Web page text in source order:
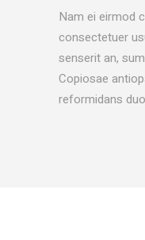
Nam ei eirmod
consectetuer
senserit an,
Copiosae
reformidans